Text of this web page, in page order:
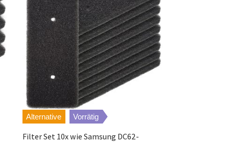
Alternative Vorrätig
Filter Set 10x wie Samsung DC62-